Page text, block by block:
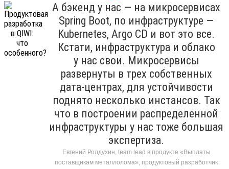
А бэкенд у нас — на микросервисах
Spring Boot, по инфраструктуре —
Kubernetes, Argo CD и вот это все.
Кстати, инфраструктура и облако
у нас свои. Микросервисы
развернуты в трех собственных
дата-центрах, для устойчивости
поднято несколько инстансов. Так
что в построении распределенной
инфраструктуры у нас тоже большая
экспертиза.
Евгений Ролдухин, team lead в продукте «Выплаты
поставщикам металлолома», продуктовый разработчик